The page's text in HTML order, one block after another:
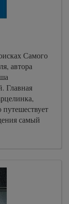
Самого
автора
Главная
самый